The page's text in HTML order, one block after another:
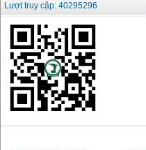
Lượt truy cập: 40295296